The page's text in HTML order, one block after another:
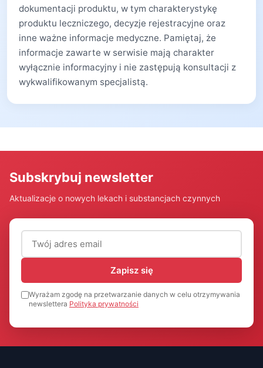
dokumentacji produktu, w tym charakterystykę
produktu leczniczego, decyzje rejestracyjne oraz
inne ważne informacje medyczne. Pamiętaj, że
informacje zawarte w serwisie mają charakter
wyłącznie informacyjny i nie zastępują konsultacji z
wykwalifikowanym specjalistą.
Subskrybuj newsletter
Aktualizacje o nowych lekach i substancjach czynnych
Adres email (wymagany)
Zapisz się
Wyrażam zgodę na przetwarzanie danych w celu otrzymywania
newslettera Polityka prywatności